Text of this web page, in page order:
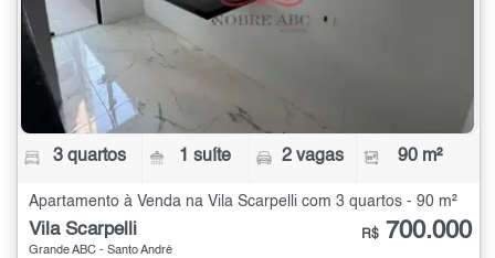
3 quartos 1 suíte 2 vagas 90 m²
Apartamento à Venda na Vila Scarpelli com 3 quartos - 90 m²
Vila Scarpelli
Grande ABC - Santo André
R$ 700.000